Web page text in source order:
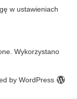
w ustawieniach
Wykorzystano
by WordPress